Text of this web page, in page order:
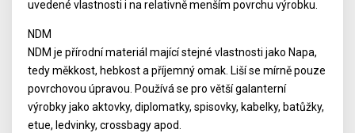
uvedené vlastnosti i na relativně menším povrchu výrobku.
NDM
NDM je přírodní materiál mající stejné vlastnosti jako Napa,
tedy měkkost, hebkost a příjemný omak. Liší se mírně pouze
povrchovou úpravou. Používá se pro větší galanterní
výrobky jako aktovky, diplomatky, spisovky, kabelky, batůžky,
etue, ledvinky, crossbagy apod.